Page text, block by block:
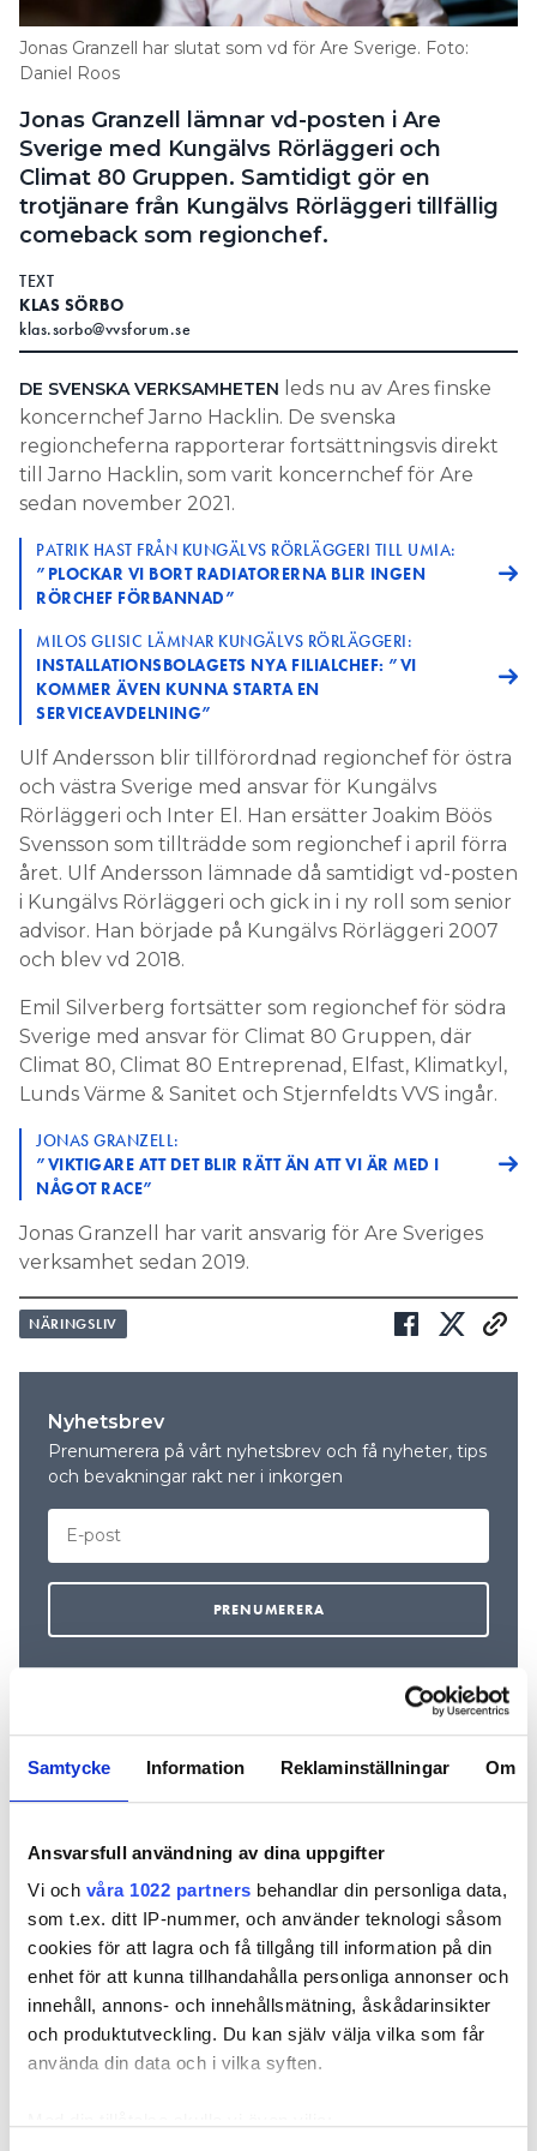
Samtycke Information Reklaminställningar Om
Ansvarsfull användning av dina uppgifter
Vi och våra 1022 partners behandlar din personliga data,
som t.ex. ditt IP-nummer, och använder teknologi såsom
cookies för att lagra och få tillgång till information på din
enhet för att kunna tillhandahålla personliga annonser och
innehåll, annons- och innehållsmätning, åskådarinsikter
och produktutveckling. Du kan själv välja vilka som får
använda din data och i vilka syften.
Information om GDPR
Search for:
SEARCH
Jonas Granzell har slutat som vd för Are Sverige. Foto:
Daniel Roos
Jonas Granzell lämnar vd-posten i Are
Sverige med Kungälvs Rörläggeri och
Climat 80 Gruppen. Samtidigt gör en
trotjänare från Kungälvs Rörläggeri tillfällig
comeback som regionchef.
TEXT
KLAS SÖRBO
klas.sorbo@vvsforum.se
DE SVENSKA VERKSAMHETEN leds nu av Ares finske
koncernchef Jarno Hacklin. De svenska
regioncheferna rapporterar fortsättningsvis direkt
till Jarno Hacklin, som varit koncernchef för Are
sedan november 2021.
PATRIK HAST FRÅN KUNGÄLVS RÖRLÄGGERI TILL UMIA:
”PLOCKAR VI BORT RADIATORERNA BLIR INGEN
RÖRCHEF FÖRBANNAD”
MILOS GLISIC LÄMNAR KUNGÄLVS RÖRLÄGGERI:
INSTALLATIONSBOLAGETS NYA FILIALCHEF: ”VI
KOMMER ÄVEN KUNNA STARTA EN
SERVICEAVDELNING”
Ulf Andersson blir tillförordnad regionchef för östra
och västra Sverige med ansvar för Kungälvs
Rörläggeri och Inter El. Han ersätter Joakim Böös
Svensson som tillträdde som regionchef i april förra
året. Ulf Andersson lämnade då samtidigt vd-posten
i Kungälvs Rörläggeri och gick in i ny roll som senior
advisor. Han började på Kungälvs Rörläggeri 2007
och blev vd 2018.
Emil Silverberg fortsätter som regionchef för södra
Sverige med ansvar för Climat 80 Gruppen, där
Climat 80, Climat 80 Entreprenad, Elfast, Klimatkyl,
Lunds Värme & Sanitet och Stjernfeldts VVS ingår.
JONAS GRANZELL:
”VIKTIGARE ATT DET BLIR RÄTT ÄN ATT VI ÄR MED I
NÅGOT RACE”
Jonas Granzell har varit ansvarig för Are Sveriges
verksamhet sedan 2019.
NÄRINGSLIV
Nyhetsbrev
Prenumerera på vårt nyhetsbrev och få nyheter, tips
och bevakningar rakt ner i inkorgen
Hoppar av från
installationsjätten
– blir vd för
Kylgruppen
Nya vd:n: ”Jag har
jobbat nära
montörerna men
inte haft ansvaret
innan”
Theresa
lämnar
”Behövs